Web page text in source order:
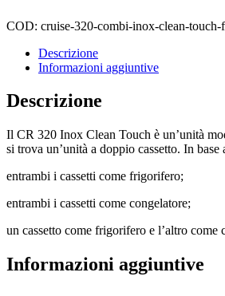
COD: cruise-320-combi-inox-clean-touch-
Descrizione
Informazioni aggiuntive
Descrizione
Il CR 320 Inox Clean Touch è un’unità
si trova un’unità a doppio cassetto. In
entrambi i cassetti come frigorifero;
entrambi i cassetti come congelatore;
un cassetto come frigorifero e l’altro come
Informazioni aggiuntive